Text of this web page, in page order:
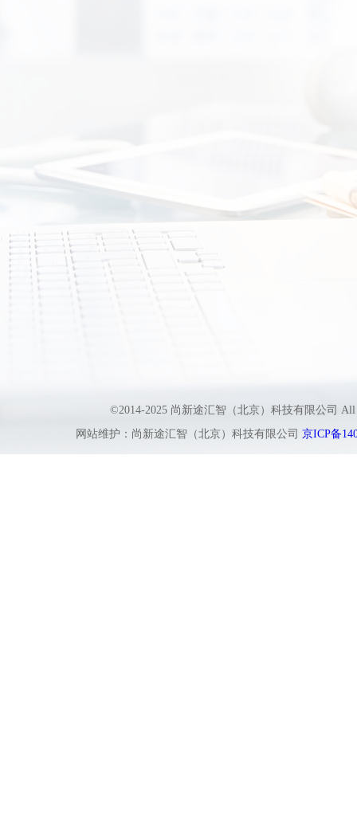
©2014-2025 尚新途汇智（北京）科技有限公司
网站维护：尚新途汇智（北京）科技有限公司 京ICP备